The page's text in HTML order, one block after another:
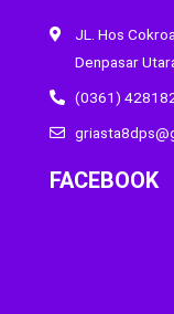
JL. Hos
Denpasar
(0361)
FACEBOOK